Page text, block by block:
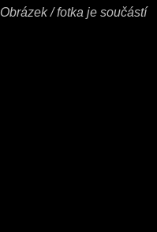
Obrázek / fotka je součástí